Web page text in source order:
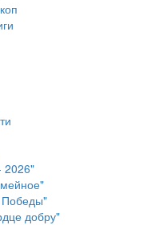
2026"
Победы"
добру"